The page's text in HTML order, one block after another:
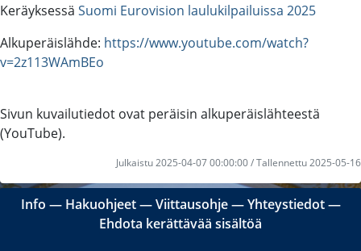
Keräyksessä Suomi Eurovision laulukilpailuissa 2025
Alkuperäislähde: https://www.youtube.com/watch?
v=2z113WAmBEo
Sivun kuvailutiedot ovat peräisin alkuperäislähteestä
(YouTube).
Julkaistu 2025-04-07 00:00:00 / Tallennettu 2025-05-16
Info ― Hakuohjeet―Viittausohje―Yhteystiedot―
Ehdota kerättävää sisältöä